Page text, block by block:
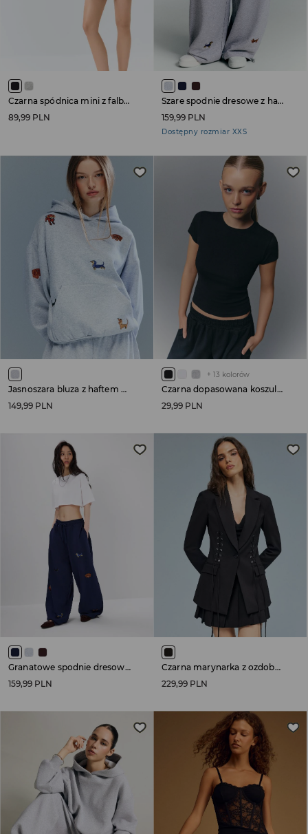
Czarna spódnica mini z falbankami i koronką
89,99 PLN
Szare spodnie dresowe z haftem piesków
159,99 PLN
Dostępny rozmiar XXS
Jasnoszara bluza z haftem piesków
149,99 PLN
+ 13 kolorów
Czarna dopasowana koszulka basic
29,99 PLN
Granatowe spodnie dresowe z haftem piesków
159,99 PLN
Czarna marynarka z ozdobnym wiązaniem po bokach
229,99 PLN